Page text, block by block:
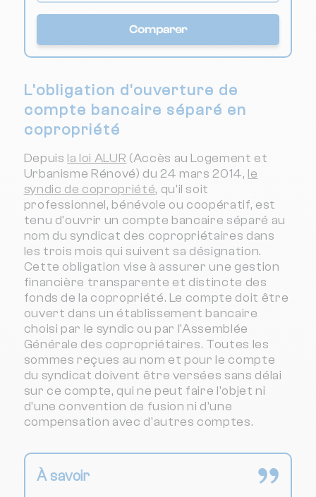
Comparer
L'obligation d'ouverture de
compte bancaire séparé en
copropriété
Depuis la loi ALUR (Accès au Logement et
Urbanisme Rénové) du 24 mars 2014, le
syndic de copropriété, qu'il soit
professionnel, bénévole ou coopératif, est
tenu d'ouvrir un compte bancaire séparé au
nom du syndicat des copropriétaires dans
les trois mois qui suivent sa désignation.
Cette obligation vise à assurer une gestion
financière transparente et distincte des
fonds de la copropriété. Le compte doit être
ouvert dans un établissement bancaire
choisi par le syndic ou par l'Assemblée
Générale des copropriétaires. Toutes les
sommes reçues au nom et pour le compte
du syndicat doivent être versées sans délai
sur ce compte, qui ne peut faire l'objet ni
d'une convention de fusion ni d'une
compensation avec d'autres comptes.
À savoir